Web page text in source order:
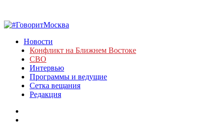
Новости
Конфликт на Ближнем Востоке
СВО
Интервью
Программы и ведущие
Сетка вещания
Редакция